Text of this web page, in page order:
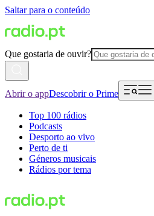
Saltar para o conteúdo
Que gostaria de ouvir?
Abrir o appDescobrir o Prime
Top 100 rádios
Podcasts
Desporto ao vivo
Perto de ti
Géneros musicais
Rádios por tema